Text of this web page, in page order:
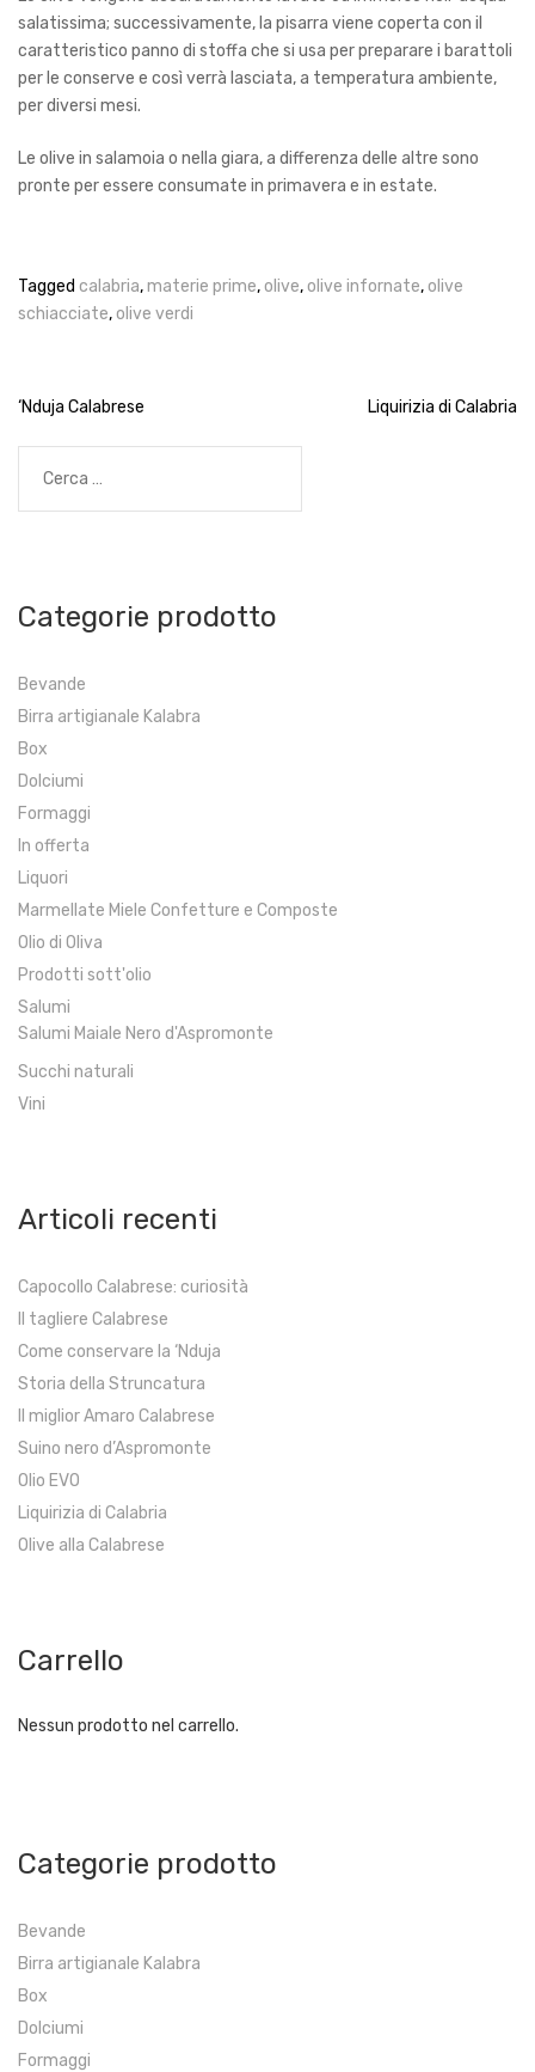
salatissima; successivamente, la pisarra viene coperta con il
caratteristico panno di stoffa che si usa per preparare i barattoli
per le conserve e così verrà lasciata, a temperatura ambiente,
per diversi mesi.
Le olive in salamoia o nella giara, a differenza delle altre sono
pronte per essere consumate in primavera e in estate.
Tagged calabria,materie prime,olive,olive infornate,olive
schiacciate,olive verdi
Navigazione
articoli
‘Nduja Calabrese Liquirizia di Calabria
per:
Categorie prodotto
Bevande
Birra artigianale Kalabra
Box
Dolciumi
Formaggi
In offerta
Liquori
Marmellate Miele Confetture e Composte
Olio di Oliva
Prodotti sott'olio
Salumi
Salumi Maiale Nero d'Aspromonte
Succhi naturali
Vini
Articoli recenti
Capocollo Calabrese: curiosità
Il tagliere Calabrese
Come conservare la ‘Nduja
Storia della Struncatura
Il miglior Amaro Calabrese
Suino nero d’Aspromonte
Olio EVO
Liquirizia di Calabria
Olive alla Calabrese
Carrello
Nessun prodotto nel carrello.
Categorie prodotto
Bevande
Birra artigianale Kalabra
Box
Dolciumi
Formaggi